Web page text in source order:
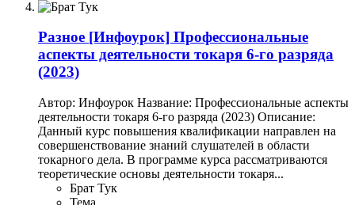
Разное [Инфоурок] Профессиональные
аспекты деятельности токаря 6-го разряда
(2023)
Автор: Инфоурок Название: Профессиональные аспекты
деятельности токаря 6-го разряда (2023) Описание:
Данный курс повышения квалификации направлен на
совершенствование знаний слушателей в области
токарного дела. В программе курса рассматриваются
теоретические основы деятельности токаря...
Брат Тук
Тема